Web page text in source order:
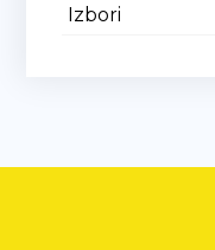
Izbori